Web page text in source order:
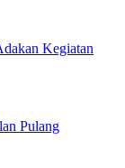
Kegiatan
Pulang